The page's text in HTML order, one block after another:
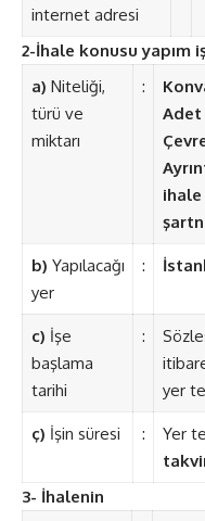
internet adresi
2-İhale konusu yapım
a) Niteliği,
türü ve
miktarı
:
Adet
b) Yapılacağı
yer
:
c) İşe
başlama
tarihi
:
yer
ç) İşin süresi : Yer
3- İhalenin